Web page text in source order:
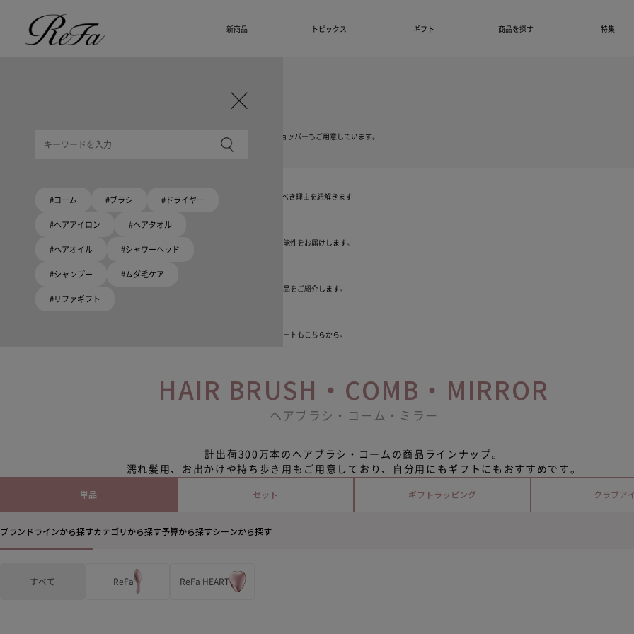
新商品 トピックス ギフト 商品を探す 特集
リファロゴが入った、白色のショッパーを6サイズ、ピンク色のショッパー、ドリンクショッパーもご用意しています。
8月10日はハートの日
ハートの新商品が登場！
高機能ドライヤー Xモデルに宿る美学。上質な美しさを追求する人たちの言葉から、選ぶべき理由を紐解きます
いい髪めざす、大人たちへ。
髪がきれいって嬉しい。「でもヘアケアは大変」という概念を変える、ヘアアイロンの可能性をお届けします。
ブラシ・コームヘアケアルーティン
起床から就寝前まで一日中使えるブラシ・コーム。利用シーンにあわせて、おすすめの商品をご紹介します。
商品の使い方をご紹介します。よくあるご質問、修理・故障、お問い合わせに関するサポートもこちらから。
#コーム #ブラシ #ドライヤー
#ヘアアイロン #ヘアタオル
#ヘアオイル #シャワーヘッド
#シャンプー #ムダ毛ケア
#リファギフト
HAIR BRUSH・ COMB・MIRROR
ヘアブラシ・コーム・ミラー
計出荷300万本のヘアブラシ・コームの商品ラインナップ。
濡れ髪用、お出かけや持ち歩き用もご用意しており、自分用にもギフトにもおすすめです。
単品 セット ギフトラッピング クラブア
ブランドラインから探すカテゴリから探す予算から探すシーンから探す
すべて ReFa ReFa HEART